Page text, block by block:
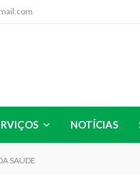
NOTÍCIAS
SAÚDE